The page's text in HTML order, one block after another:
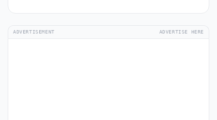
ADVERTISEMENT ADVERTISE HERE